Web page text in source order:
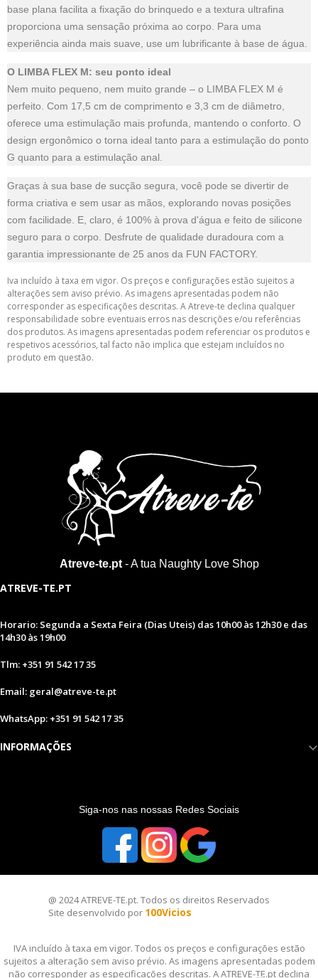
base plana facilita a fixação do brinquedo e a textura ultrafina
proporciona uma sensação próxima ao corpo. Para uma
experiência ainda mais suave, use um lubrificante à base de água.
O LIMBA FLEX M: seu ponto ideal
Nem muito pequeno, nem muito grande – o LIMBA FLEX M é
perfeito. Com 17,5 cm de comprimento e 3,3 cm de diâmetro,
oferece uma estimulação mais profunda, mantendo o conforto. O
design ergonômico o torna ideal tanto para a estimulação do ponto
G quanto para a estimulação anal.
Graças à sua base de sucção segura, você pode se divertir de
forma criativa e sem usar as mãos, explorando novas posições
com facilidade. E, claro, é 100% à prova d'água e feito de silicone
seguro para o corpo. Desfrute de qualidade duradoura com a
garantia impressionante de 25 anos da FUN FACTORY.
Iva incluído à taxa em vigor. Os preços e configurações estão sujeitos a
alterações sem aviso prévio. As imagens apresentadas podem não
corresponder as especificações descritas. A Atreve-te declina qualquer
responsabilidade sobre eventuais erros nas descrições e/ou referências
dos produtos. As imagens apresentadas podem referenciar os produtos e
respetivos acessórios, tal facto não implica que estejam incluídos no
produto em questão.
Atreve-te.pt- A tua Naughty Love Shop
ATREVE-TE.PT
Horario: Segunda a Sexta Feira (Dias Uteis) das 10h00 às 12h30 e das
14h30 às 19h00
Tlm: +351 91 542 17 35
Email: geral@atreve-te.pt
WhatsApp: +351 91 542 17 35
INFORMAÇÕES
Siga-nos nas nossas Redes Sociais
@ 2024 ATREVE-TE.pt. Todos os direitos Reservados
Site desenvolvido por 100Vicios
IVA incluído à taxa em vigor. Todos os preços e configurações estão
sujeitos a alteração sem aviso prévio. As imagens apresentadas podem
não corresponder as especificações descritas. A ATREVE-TE.pt declina